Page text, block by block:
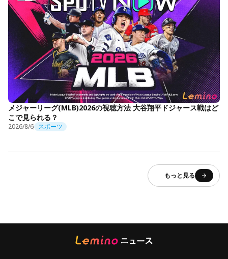
メジャーリーグ(MLB)2026の視聴方法 大谷翔平ドジャース戦はど
こで見られる？
2026/8/6 スポーツ
もっと見る